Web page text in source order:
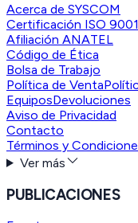
Acerca de SYSCOM
Certificación ISO
Afiliación ANATEL
Código de Ética
Bolsa de Trabajo
Política de Venta
EquiposDevoluciones
Aviso de Privacidad
Contacto
Términos y
Ver más
PUBLICACIONES